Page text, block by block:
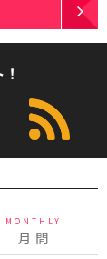
MONTHLY
月 間